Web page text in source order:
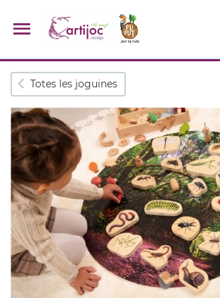
Cerques populars
disfressa trencaclosques baldufa
camio
parquing tinkering kit
viatge
Totes les joguines